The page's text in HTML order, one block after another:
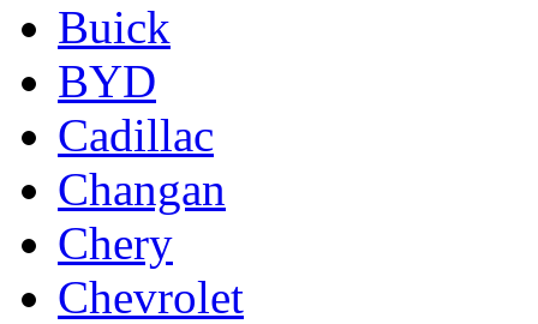
Buick
BYD
Cadillac
Changan
Chery
Chevrolet